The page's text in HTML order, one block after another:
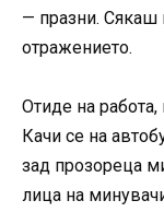
— празни. Сякаш
отражението.
Отиде на работа,
Качи се на
зад прозореца
лица на